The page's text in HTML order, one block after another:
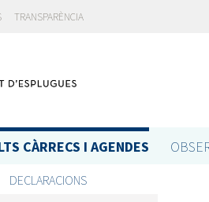
TRANSPARÈNCIA
CÀRRECS I AGENDES
DECLARACIONS